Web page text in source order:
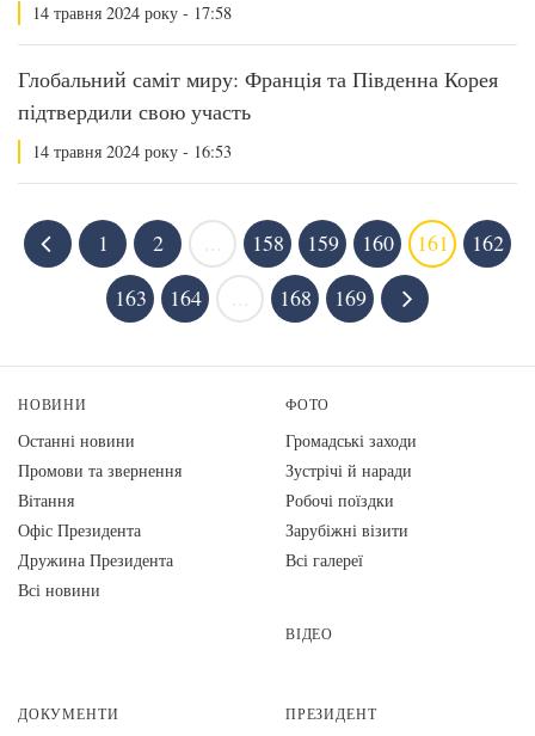
14 травня 2024 року - 17:58
Глобальний саміт миру: Франція та Південна Корея
підтвердили свою участь
14 травня 2024 року - 16:53
1 2 158 159 160 161
162
163
164 168 169
НОВИНИ
Останні новини
Промови та звернення
Вiтання
Офіс Президента
Дружина Президента
Всі новини
ФОТО
Громадські заходи
Зустрічі й наради
Робочі поїздки
Зарубіжні візити
Всі галереї
ВІДЕО
ДОКУМЕНТИ ПРЕЗИДЕНТ